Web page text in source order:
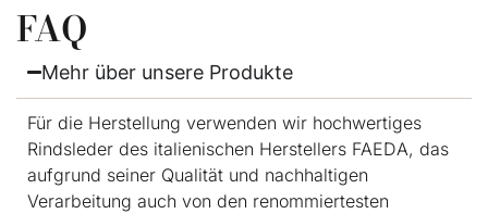
FAQ
Mehr über unsere Produkte
Für die Herstellung verwenden wir hochwertiges
Rindsleder des italienischen Herstellers FAEDA, das
aufgrund seiner Qualität und nachhaltigen
Verarbeitung auch von den renommiertesten